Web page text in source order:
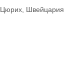
Цюрих, Швейцария